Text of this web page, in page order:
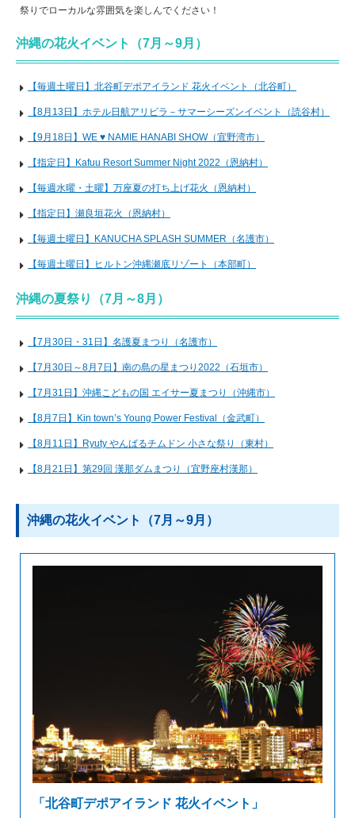
祭りでローカルな雰囲気を楽しんでください！
沖縄の花火イベント（7月～9月）
【毎週土曜日】北谷町デポアイランド 花火イベント（北谷町）
【8月13日】ホテル日航アリビラ－サマーシーズンイベント（読谷村）
【9月18日】WE ♥ NAMIE HANABI SHOW（宜野湾市）
【指定日】Kafuu Resort Summer Night 2022（恩納村）
【毎週水曜・土曜】万座夏の打ち上げ花火（恩納村）
【指定日】瀬良垣花火（恩納村）
【毎週土曜日】KANUCHA SPLASH SUMMER（名護市）
【毎週土曜日】ヒルトン沖縄瀬底リゾート（本部町）
沖縄の夏祭り（7月～8月）
【7月30日・31日】名護夏まつり（名護市）
【7月30日～8月7日】南の島の星まつり2022（石垣市）
【7月31日】沖縄こどもの国 エイサー夏まつり（沖縄市）
【8月7日】Kin town’s Young Power Festival（金武町）
【8月11日】Ryuty やんばるチムドン 小さな祭り（東村）
【8月21日】第29回 漢那ダムまつり（宜野座村漢那）
沖縄の花火イベント（7月～9月）
「北谷町デポアイランド 花火イベント」